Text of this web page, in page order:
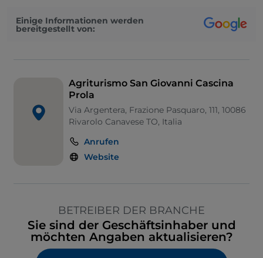
Einige Informationen werden
bereitgestellt von:
Agriturismo San Giovanni Cascina
Prola
Via Argentera, Frazione Pasquaro, 111, 10086
Rivarolo Canavese TO, Italia
Anrufen
Website
BETREIBER DER BRANCHE
Sie sind der Geschäftsinhaber und
möchten Angaben aktualisieren?